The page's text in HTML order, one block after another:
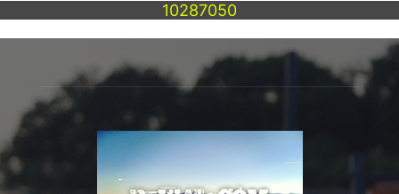
10287050